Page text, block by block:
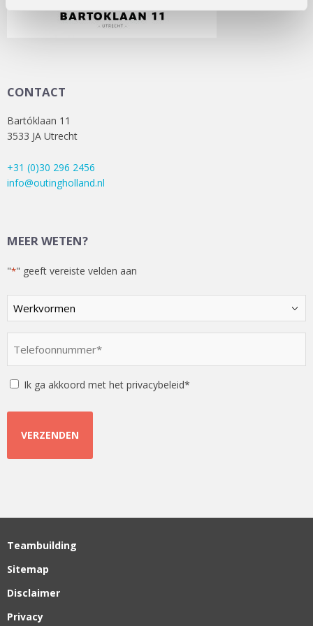
CONTACT
Bartóklaan 11
3533 JA Utrecht
+31 (0)30 296 2456
info@outingholland.nl
MEER WETEN?
"*" geeft vereiste velden aan
Kies
een
optie
Instemming
Ik ga akkoord met het privacybeleid*
Teambuilding
Sitemap
Disclaimer
Privacy